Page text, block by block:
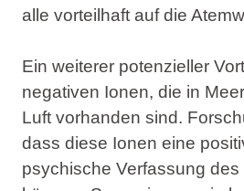
alle vorteilhaft auf die
Ein weiterer potenzieller
negativen Ionen, die in
Luft vorhanden sind.
dass diese Ionen eine
psychische Verfassung